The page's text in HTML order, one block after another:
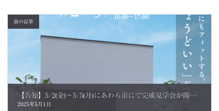
前の記事
【告知】5/2(金)～5/5(月)にあわら市にて完成見学会が開催されます
2025年5月1日